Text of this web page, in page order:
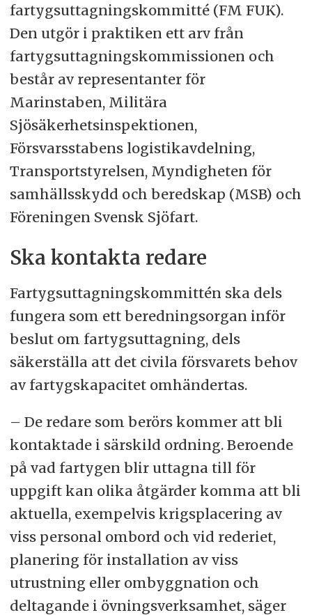
fartygsuttagningskommitté (FM FUK).
Den utgör i praktiken ett arv från
fartygsuttagningskommissionen och
består av representanter för
Marinstaben, Militära
Sjösäkerhetsinspektionen,
Försvarsstabens logistikavdelning,
Transportstyrelsen, Myndigheten för
samhällsskydd och beredskap (MSB) och
Föreningen Svensk Sjöfart.
Ska kontakta redare
Fartygsuttagningskommittén ska dels
fungera som ett beredningsorgan inför
beslut om fartygsuttagning, dels
säkerställa att det civila försvarets behov
av fartygskapacitet omhändertas.
– De redare som berörs kommer att bli
kontaktade i särskild ordning. Beroende
på vad fartygen blir uttagna till för
uppgift kan olika åtgärder komma att bli
aktuella, exempelvis krigsplacering av
viss personal ombord och vid rederiet,
planering för installation av viss
utrustning eller ombyggnation och
deltagande i övningsverksamhet, säger